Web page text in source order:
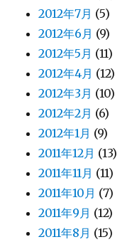
2012年7月 (5)
2012年6月 (9)
2012年5月 (11)
2012年4月 (12)
2012年3月 (10)
2012年2月 (6)
2012年1月 (9)
2011年12月 (13)
2011年11月 (11)
2011年10月 (7)
2011年9月 (12)
2011年8月 (15)